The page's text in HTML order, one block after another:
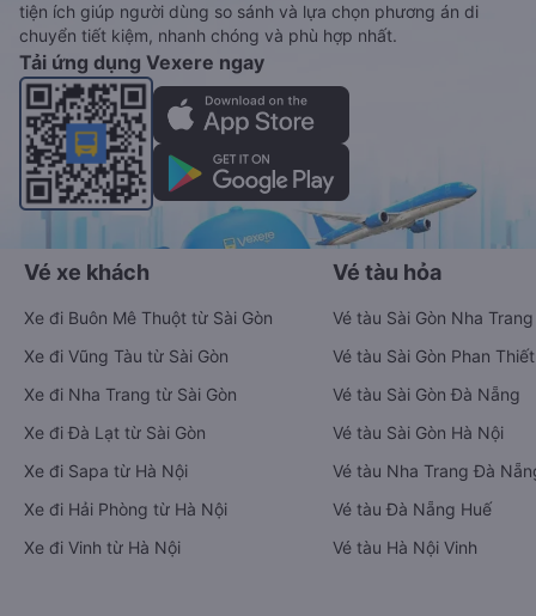
tiện ích giúp người dùng so sánh và lựa chọn phương án di
chuyển tiết kiệm, nhanh chóng và phù hợp nhất.
Tải ứng dụng Vexere ngay
Vé xe khách
Xe đi Buôn Mê Thuột từ Sài Gòn
Xe đi Vũng Tàu từ Sài Gòn
Xe đi Nha Trang từ Sài Gòn
Xe đi Đà Lạt từ Sài Gòn
Xe đi Sapa từ Hà Nội
Xe đi Hải Phòng từ Hà Nội
Xe đi Vinh từ Hà Nội
Vé tàu hỏa
Vé tàu Sài Gòn Nha Trang
Vé tàu Sài Gòn Phan Thiết
Vé tàu Sài Gòn Đà Nẵng
Vé tàu Sài Gòn Hà Nội
Vé tàu Nha Trang Đà
Vé tàu Đà Nẵng Huế
Vé tàu Hà Nội Vinh